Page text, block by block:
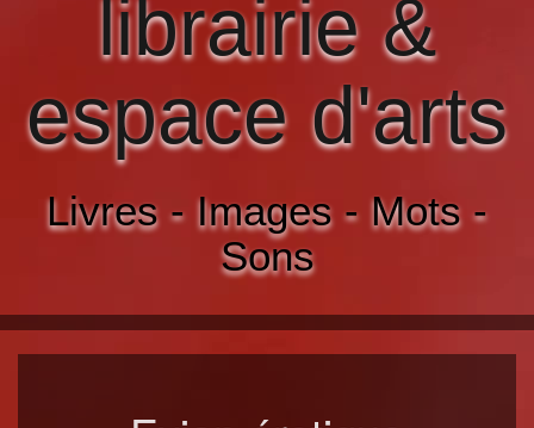
librairie &
espace d'arts
Livres - Images - Mots -
Sons